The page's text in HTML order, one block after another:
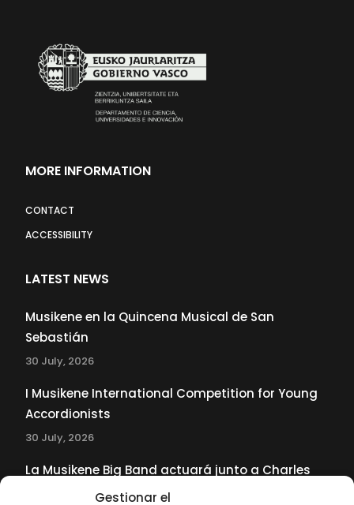
Gestionar el
MORE INFORMATION
CONTACT
ACCESSIBILITY
LATEST NEWS
Musikene en la Quincena Musical de San
Sebastián
30 July, 2026
I Musikene International Competition for Young
Accordionists
30 July, 2026
La Musikene Big Band actuará junto a Charles
Tolliver en el 61 Jazzaldia